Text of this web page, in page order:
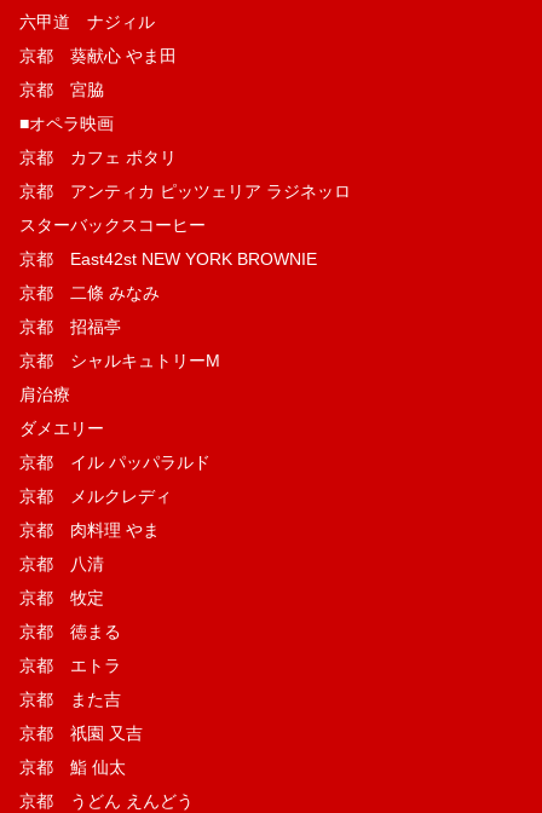
六甲道 ナジィル
京都 葵献心 やま田
京都 宮脇
■オペラ映画
京都 カフェ ポタリ
京都 アンティカ ピッツェリア ラジネッロ
スターバックスコーヒー
京都 East42st NEW YORK BROWNIE
京都 二條 みなみ
京都 招福亭
京都 シャルキュトリーM
肩治療
ダメエリー
京都 イル パッパラルド
京都 メルクレディ
京都 肉料理 やま
京都 八清
京都 牧定
京都 徳まる
京都 エトラ
京都 また吉
京都 祇園 又吉
京都 鮨 仙太
京都 うどん えんどう